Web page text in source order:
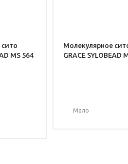
MS 564
Молекулярное
GRACE SYLOBEAD
Мало